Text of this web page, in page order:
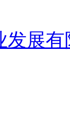
发展有